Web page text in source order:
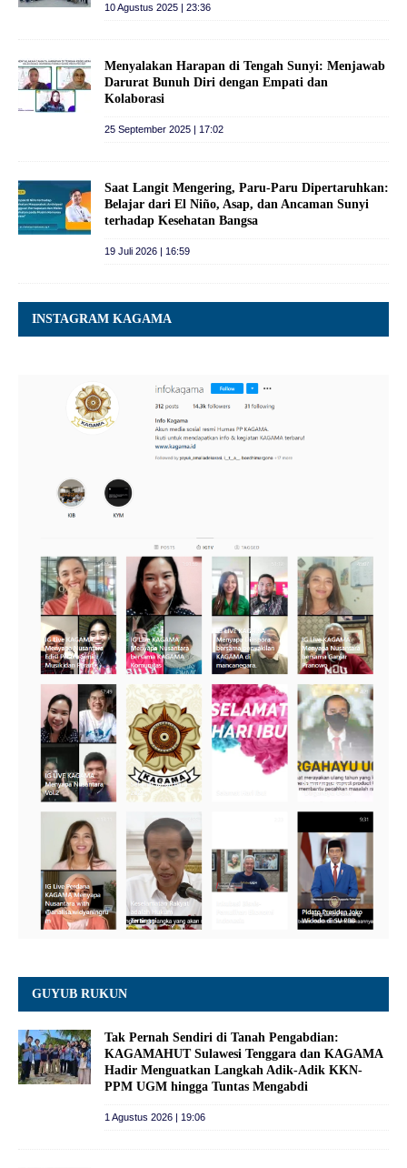
10 Agustus 2025 | 23:36
Menyalakan Harapan di Tengah Sunyi: Menjawab
Darurat Bunuh Diri dengan Empati dan
Kolaborasi
25 September 2025 | 17:02
Saat Langit Mengering, Paru-Paru Dipertaruhkan:
Belajar dari El Niño, Asap, dan Ancaman Sunyi
terhadap Kesehatan Bangsa
19 Juli 2026 | 16:59
INSTAGRAM KAGAMA
GUYUB RUKUN
Tak Pernah Sendiri di Tanah Pengabdian:
KAGAMAHUT Sulawesi Tenggara dan KAGAMA
Hadir Menguatkan Langkah Adik-Adik KKN-
PPM UGM hingga Tuntas Mengabdi
1 Agustus 2026 | 19:06